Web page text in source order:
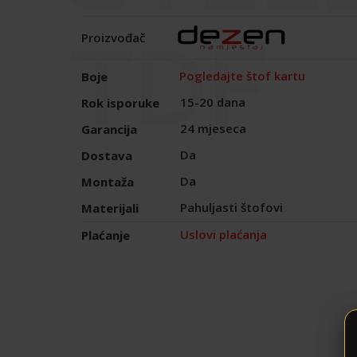
TDF
Proizvođač
Boje
Pogledajte štof kartu
Rok isporuke
15-20 dana
Garancija
24 mjeseca
Dostava
Da
Montaža
Da
Materijali
Pahuljasti štofovi
Plaćanje
Uslovi plaćanja